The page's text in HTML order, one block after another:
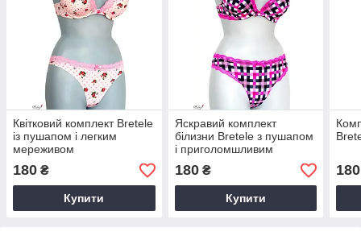
Квітковий комплект Bretele
із пушапом і легким
мереживом
180 ₴
Купити
Яскравий комплект
білизни Bretele з пушапом
і приголомшливим
мереживом
180₴
Купити
180